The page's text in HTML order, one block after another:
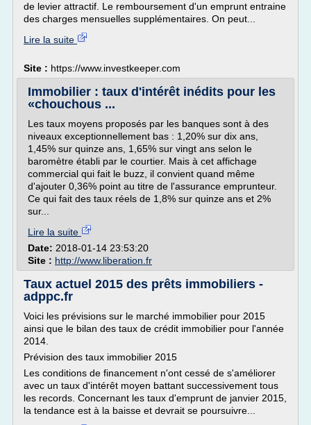
de levier attractif. Le remboursement d'un emprunt entraine
des charges mensuelles supplémentaires. On peut...
Lire la suite
Site : https://www.investkeeper.com
Immobilier : taux d'intérêt inédits pour les
«chouchous ...
Les taux moyens proposés par les banques sont à des
niveaux exceptionnellement bas : 1,20% sur dix ans,
1,45% sur quinze ans, 1,65% sur vingt ans selon le
baromètre établi par le courtier. Mais à cet affichage
commercial qui fait le buzz, il convient quand même
d'ajouter 0,36% point au titre de l'assurance emprunteur.
Ce qui fait des taux réels de 1,8% sur quinze ans et 2%
sur...
Lire la suite
Date: 2018-01-14 23:53:20
Site : http://www.liberation.fr
Taux actuel 2015 des prêts immobiliers -
adppc.fr
Voici les prévisions sur le marché immobilier pour 2015
ainsi que le bilan des taux de crédit immobilier pour l'année
2014.
Prévision des taux immobilier 2015
Les conditions de financement n'ont cessé de s'améliorer
avec un taux d'intérêt moyen battant successivement tous
les records. Concernant les taux d'emprunt de janvier 2015,
la tendance est à la baisse et devrait se poursuivre...